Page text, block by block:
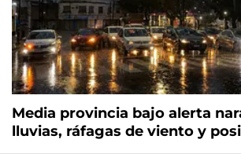
Media provincia bajo alerta
lluvias, ráfagas de viento y